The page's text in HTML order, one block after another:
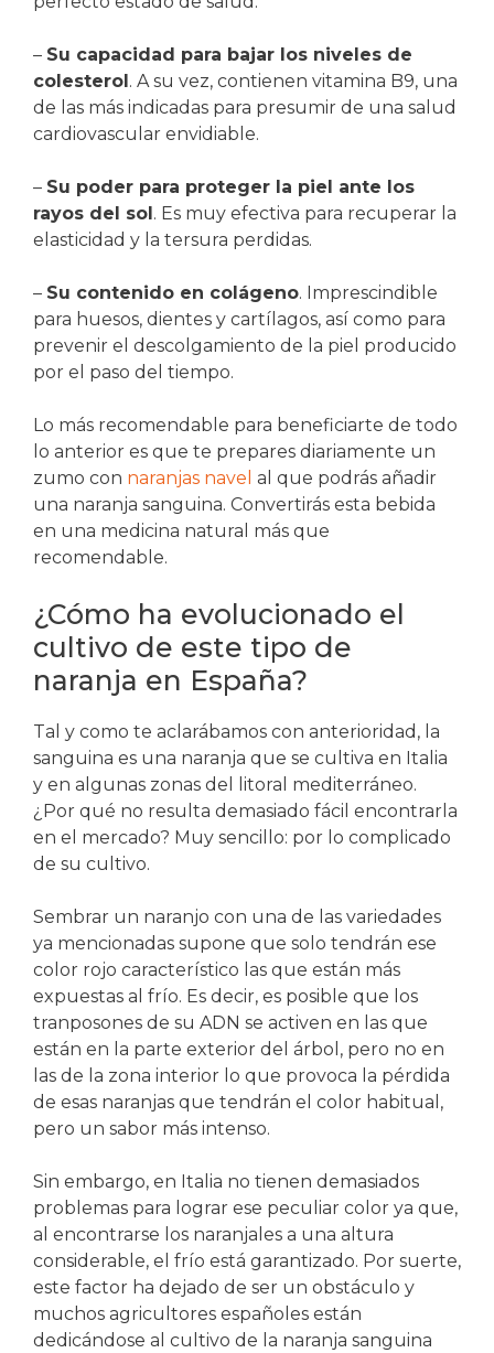
– Su capacidad para bajar los niveles de
colesterol . A su vez, contienen vitamina B9, una
de las más indicadas para presumir de una salud
cardiovascular envidiable.
– Su poder para proteger la piel ante los
rayos del sol . Es muy efectiva para recuperar la
elasticidad y la tersura perdidas.
– Su contenido en colágeno. Imprescindible
para huesos, dientes y cartílagos, así como para
prevenir el descolgamiento de la piel producido
por el paso del tiempo.
Lo más recomendable para beneficiarte de todo
lo anterior es que te prepares diariamente un
zumo con naranjas navel al que podrás añadir
una naranja sanguina. Convertirás esta bebida
en una medicina natural más que
recomendable.
¿Cómo ha evolucionado el
cultivo de este tipo de
naranja en España?
Tal y como te aclarábamos con anterioridad, la
sanguina es una naranja que se cultiva en Italia
y en algunas zonas del litoral mediterráneo.
¿Por qué no resulta demasiado fácil encontrarla
en el mercado? Muy sencillo: por lo complicado
de su cultivo.
Sembrar un naranjo con una de las variedades
ya mencionadas supone que solo tendrán ese
color rojo característico las que están más
expuestas al frío. Es decir, es posible que los
tranposones de su ADN se activen en las que
están en la parte exterior del árbol, pero no en
las de la zona interior lo que provoca la pérdida
de esas naranjas que tendrán el color habitual,
pero un sabor más intenso.
Sin embargo, en Italia no tienen demasiados
problemas para lograr ese peculiar color ya que,
al encontrarse los naranjales a una altura
considerable, el frío está garantizado. Por suerte,
este factor ha dejado de ser un obstáculo y
muchos agricultores españoles están
dedicándose al cultivo de la naranja sanguina